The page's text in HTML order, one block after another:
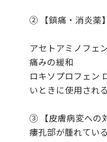
② 【鎮痛・消炎薬】
アセトアミノフェ
痛みの緩和
ロキソプロフェン
いときに使用され
③ 【皮膚病変への
瘻孔部が腫れてい